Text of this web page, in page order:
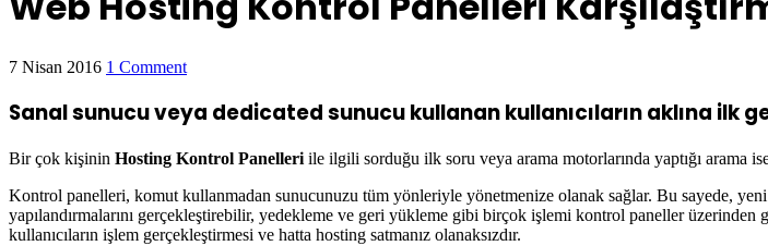
7 Nisan 2016 1 Comment
Sanal sunucu veya dedicated sunucu kullanan kullanıcıların aklına ilk
Bir çok kişinin Hosting Kontrol Panelleri ile ilgili sorduğu ilk soru veya arama motorlarında yaptığı arama
Kontrol panelleri, komut kullanmadan sunucunuzu tüm yönleriyle yönetmenize olanak sağlar. Bu sayede,
yapılandırmalarını gerçekleştirebilir, yedekleme ve geri yükleme gibi birçok işlemi kontrol paneller
kullanıcıların işlem gerçekleştirmesi ve hatta hosting satmanız olanaksızdır.